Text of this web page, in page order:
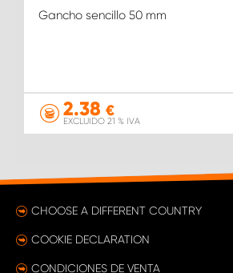
Gancho sencillo 50 mm
2.38 €
EXCLUIDO 21 % IVA
CHOOSE A DIFFERENT COUNTRY
COOKIE DECLARATION
CONDICIONES DE VENTA